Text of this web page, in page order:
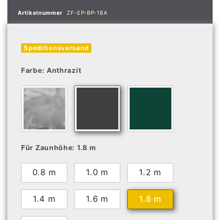
Artikelnummer ZF-EP-BP-18A
Speditionsversand
Farbe: Anthrazit
Für Zaunhöhe: 1.8 m
0.8 m 1.0 m 1.2 m
1.4 m 1.6 m 1.8 m